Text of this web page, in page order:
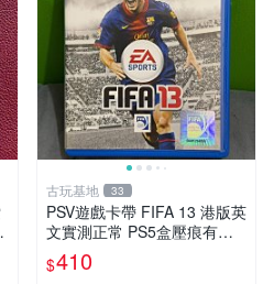
古玩基地 33
PSV遊戲卡帶 FIFA 13 港版英
文實測正常 PS5盒壓痕有圖
可驗收 FIFA 13 PSV 港版 游
玩無問題 PSV FIFA 13 港版
$410